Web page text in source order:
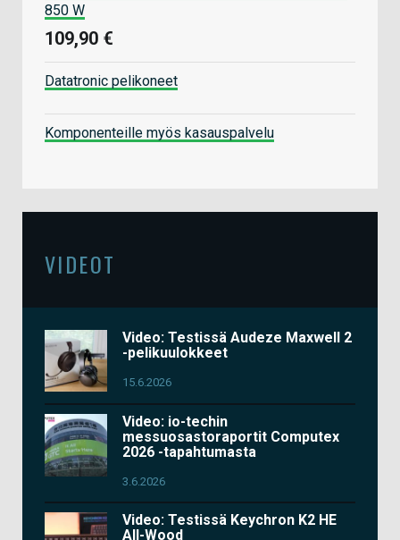
850 W
109,90 €
Datatronic pelikoneet
Komponenteille myös kasauspalvelu
VIDEOT
Video: Testissä Audeze Maxwell 2
-pelikuulokkeet
15.6.2026
Video: io-techin
messuosastoraportit Computex
2026 -tapahtumasta
3.6.2026
Video: Testissä Keychron K2 HE
All-Wood